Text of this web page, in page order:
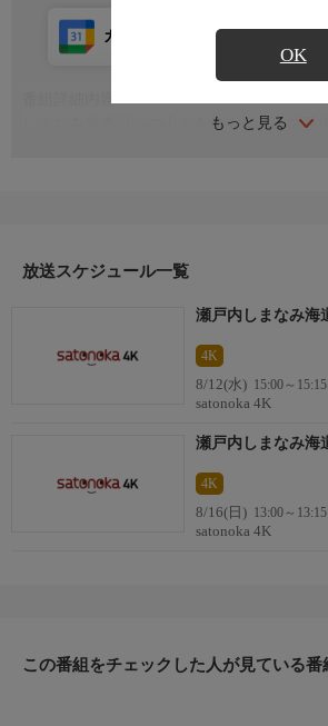
OK
もっと見る
カレンダー登録 ア
しまなみ海道沿いの山々を歩くシリーズ番
放送スケジュール一覧
瀬戸内しまなみ
4K
8/12(水) 15:00～15:15
satonoka 4K
瀬戸内しまなみ
4K
8/16(日) 13:00～13:15
satonoka 4K
この番組をチェックした人が見ている番